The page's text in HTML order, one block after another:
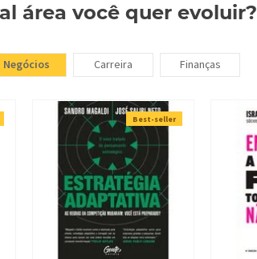
área você quer evoluir?
Negócios Carreira Finanças
Best-seller